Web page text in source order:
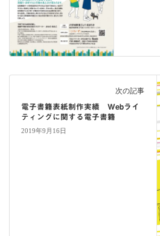
次の記事
電子書籍表紙制作実績 Webライ
ティングに関する電子書籍
2019年9月16日